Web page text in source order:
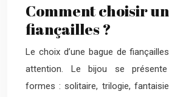
Comment choisir
fiançailles ?
Le choix d’une bague de
attention. Le bijou se
formes : solitaire, trilogie,